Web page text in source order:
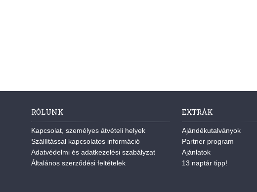
RÓLUNK
Kapcsolat, személyes átvételi helyek
Szállítással kapcsolatos információ
Adatvédelmi és adatkezelési szabályzat
Általános szerződési feltételek
EXTRÁK
Ajándékutalványok
Partner program
Ajánlatok
13 naptár tipp!